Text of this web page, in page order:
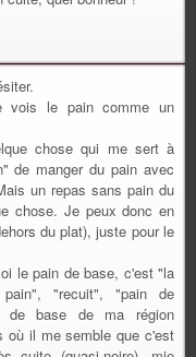
vois le pain comme un
chose qui me sert à
de manger du pain avec
un repas sans pain du
chose. Je peux donc en
du plat), juste pour le
le pain de base, c'est "la
"recuit", "pain de
de base de ma région
où il me semble que c'est